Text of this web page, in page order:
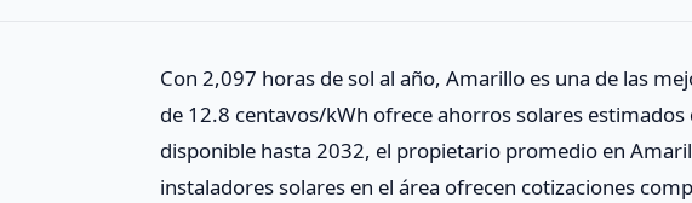
Con 2,097 horas de sol al año, Amarillo es una de las
de 12.8 centavos/kWh ofrece ahorros solares
disponible hasta 2032, el propietario promedio en
instaladores solares en el área ofrecen cotizaciones